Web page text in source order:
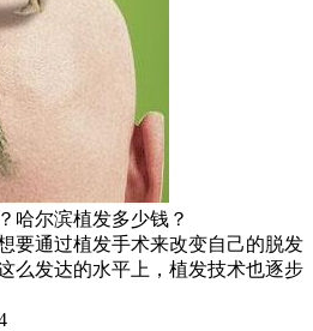
哈尔滨植发多少钱？
要通过植发手术来改变自己的脱发
么发达的水平上，植发技术也逐步